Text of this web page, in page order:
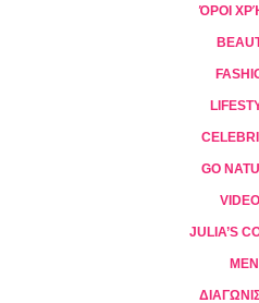
ΌΡΟΙ
GO
JULIA’S
MEN